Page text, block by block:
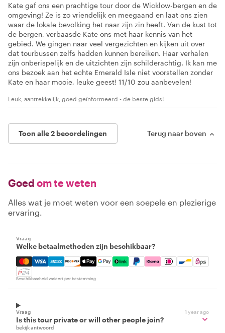
Kate gaf ons een prachtige tour door de Wicklow-bergen en de
omgeving! Ze is zo vriendelijk en meegaand en laat ons zien
waar de lokale bevolking het naar zijn zin heeft. Van de kust tot
de bergen, verbaasde Kate ons met haar kennis van het
gebied. We gingen naar veel vergezichten en kijken uit over
dat tourbussen zelfs hadden kunnen bereiken. Haar verhalen
zijn onberispelijk en de uitzichten zijn schilderachtig. Ik kan me
ons bezoek aan het echte Emerald Isle niet voorstellen zonder
Kate en haar mooie, leuke geest! 11/10 zou aanbevelen!
Leuk, aantrekkelijk, goed geïnformeerd - de beste gids!
Toon alle 2 beoordelingen Terug naar boven
Goed om te weten
Alles wat je moet weten voor een soepele en plezierige
ervaring.
Vraag
Welke betaalmethoden zijn beschikbaar?
Mastercard, Visa, Amex, Discover, Apple Pay, Google
Beschikbaarheid varieert per bestemming
Vraag 1 year ago
Is this tour private or will other people join?
bekijk antwoord